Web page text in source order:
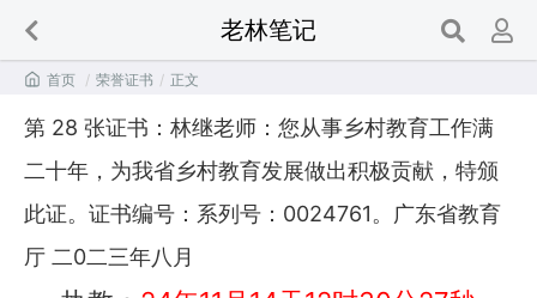
 老林笔记
首页 / 荣誉证书 / 正文
第 28 张证书：林继老师：您从事乡村教育工作满
二十年，为我省乡村教育发展做出积极贡献，特颁
此证。证书编号：系列号：0024761。广东省教育
厅 二0二三年八月